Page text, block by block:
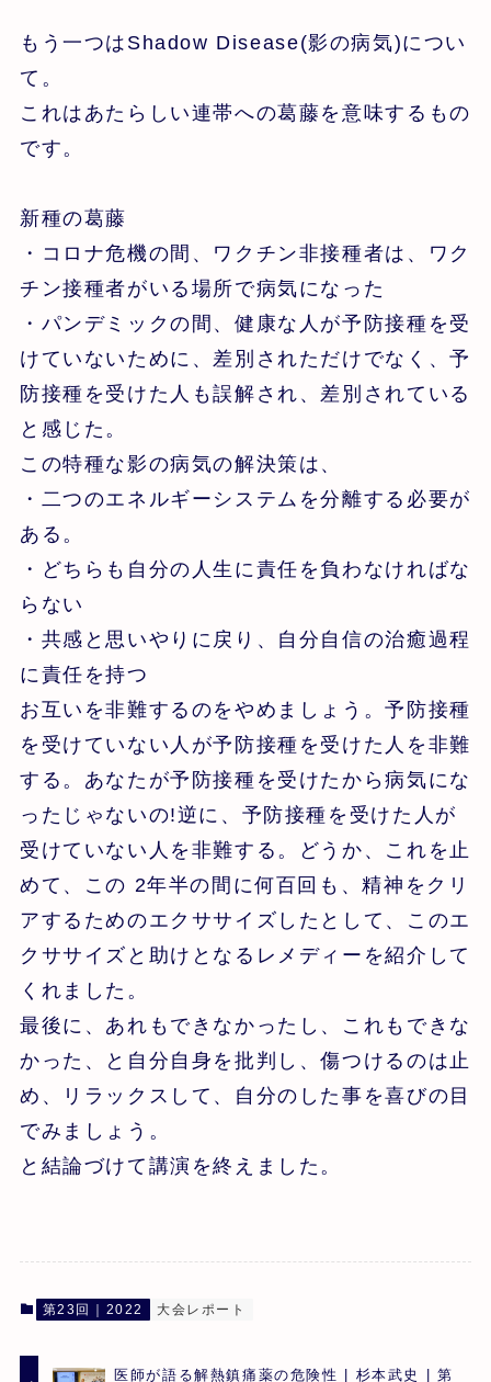
もう一つはShadow Disease(影の病気)につい
て。
これはあたらしい連帯への葛藤を意味するもの
です。
新種の葛藤
・コロナ危機の間、ワクチン非接種者は、ワク
チン接種者がいる場所で病気になった
・パンデミックの間、健康な人が予防接種を受
けていないために、差別されただけでなく、予
防接種を受けた人も誤解され、差別されている
と感じた。
この特種な影の病気の解決策は、
・二つのエネルギーシステムを分離する必要が
ある。
・どちらも自分の人生に責任を負わなければな
らない
・共感と思いやりに戻り、自分自信の治癒過程
に責任を持つ
お互いを非難するのをやめましょう。予防接種
を受けていない人が予防接種を受けた人を非難
する。あなたが予防接種を受けたから病気にな
ったじゃないの!逆に、予防接種を受けた人が
受けていない人を非難する。どうか、これを止
めて、この 2年半の間に何百回も、精神をクリ
アするためのエクササイズしたとして、このエ
クササイズと助けとなるレメディーを紹介して
くれました。
最後に、あれもできなかったし、これもできな
かった、と自分自身を批判し、傷つけるのは止
め、リラックスして、自分のした事を喜びの目
でみましょう。
と結論づけて講演を終えました。
第23回｜2022 大会レポート
医師が語る解熱鎮痛薬の危険性 | 杉本武史 | 第